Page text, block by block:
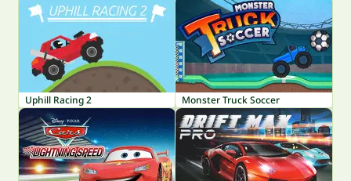
Uphill Racing 2 Monster Truck Soccer